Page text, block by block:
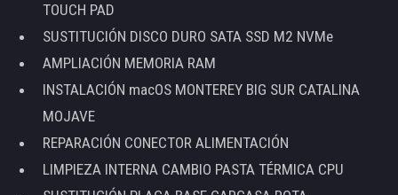
TOUCH PAD
SUSTITUCIÓN DISCO DURO SATA SSD M2 NVMe
AMPLIACIÓN MEMORIA RAM
INSTALACIÓN macOS MONTEREY BIG SUR CATALINA
MOJAVE
REPARACIÓN CONECTOR ALIMENTACIÓN
LIMPIEZA INTERNA CAMBIO PASTA TÉRMICA CPU